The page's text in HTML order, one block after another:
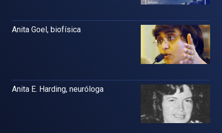
Anita Goel, biofísica
Anita E. Harding, neuróloga